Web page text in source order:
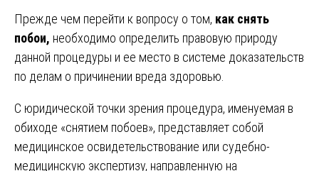
Прежде чем перейти к вопросу о том, как снять
побои, необходимо определить правовую природу
данной процедуры и ее место в системе доказательств
по делам о причинении вреда здоровью.
С юридической точки зрения процедура, именуемая в
обиходе «снятием побоев», представляет собой
медицинское освидетельствование или судебно-
медицинскую экспертизу, направленную на